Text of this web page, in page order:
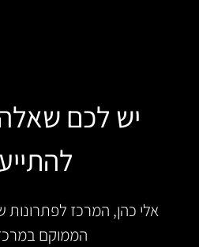
יש לכם שאלה
אלי כהן, המרכז לפתרונות
הממוקם